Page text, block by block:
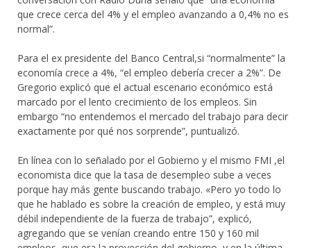
que crece cerca del 4% y el empleo avanzando a 0,4% no es
normal”.
Para el ex presidente del Banco Central,si “normalmente” la
economía crece a 4%, “el empleo debería crecer a 2%”. De
Gregorio explicó que el actual escenario económico está
marcado por el lento crecimiento de los empleos. Sin
embargo “no entendemos el mercado del trabajo para decir
exactamente por qué nos sorprende”, puntualizó.
En línea con lo señalado por el Gobierno y el mismo FMI ,el
economista dice que la tasa de desempleo sube a veces
porque hay más gente buscando trabajo. «Pero yo todo lo
que he hablado es sobre la creación de empleo, y está muy
débil independiente de la fuerza de trabajo”, explicó,
agregando que se venían creando entre 150 y 160 mil